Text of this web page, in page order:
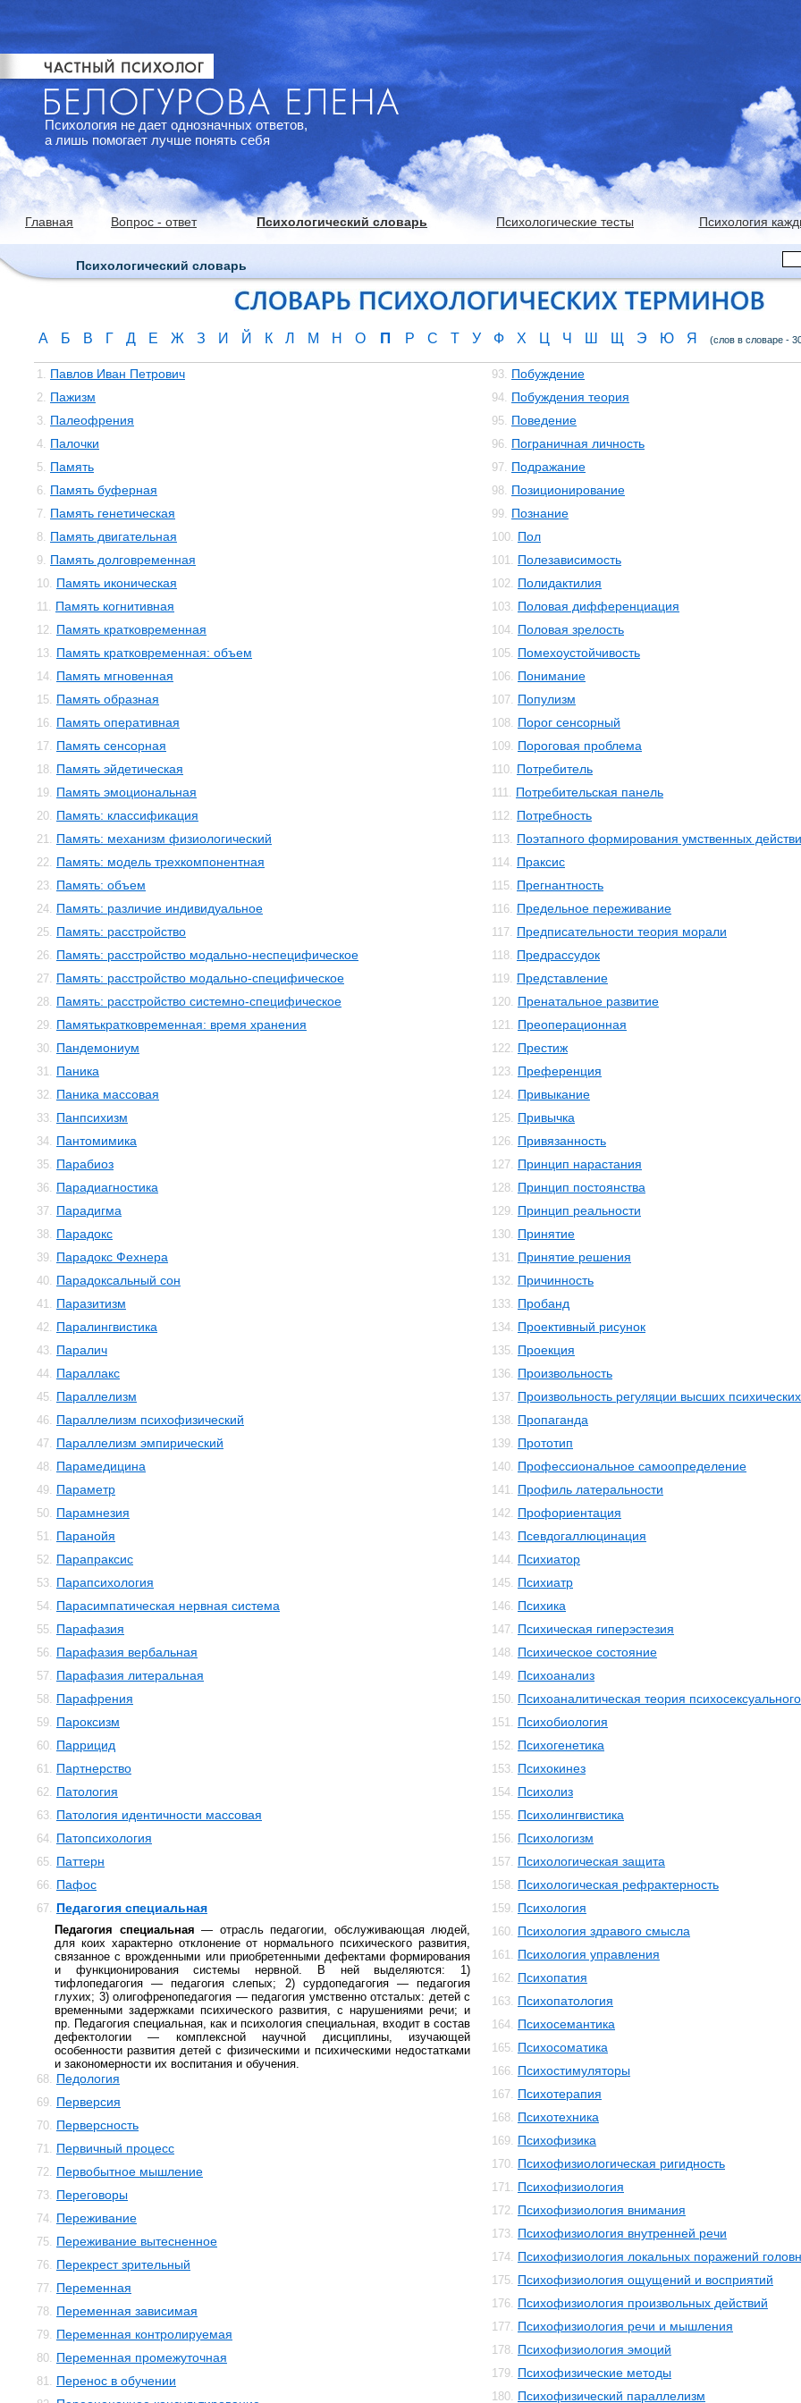
Психология не дает однозначных ответов,
а лишь помогает лучше понять себя
Главная Вопрос - ответ Психологический словарь Психологические тесты Психология
Психологический словарь
А Б В Г Д Е Ж З И Й К Л М Н О П Р С Т У Ф Х Ц Ч Ш Щ Э Ю Я (слов в словаре -
1. Павлов Иван Петрович
2. Пажизм
3. Палеофрения
4. Палочки
5. Память
6. Память буферная
7. Память генетическая
8. Память двигательная
9. Память долговременная
10. Память иконическая
11. Память когнитивная
12. Память кратковременная
13. Память кратковременная: объем
14. Память мгновенная
15. Память образная
16. Память оперативная
17. Память сенсорная
18. Память эйдетическая
19. Память эмоциональная
20. Память: классификация
21. Память: механизм физиологический
22. Память: модель трехкомпонентная
23. Память: объем
24. Память: различие индивидуальное
25. Память: расстройство
26. Память: расстройство модально-неспецифическое
27. Память: расстройство модально-специфическое
28. Память: расстройство системно-специфическое
29. Памятькратковременная: время хранения
30. Пандемониум
31. Паника
32. Паника массовая
33. Панпсихизм
34. Пантомимика
35. Парабиоз
36. Парадиагностика
37. Парадигма
38. Парадокс
39. Парадокс Фехнера
40. Парадоксальный сон
41. Паразитизм
42. Паралингвистика
43. Паралич
44. Параллакс
45. Параллелизм
46. Параллелизм психофизический
47. Параллелизм эмпирический
48. Парамедицина
49. Параметр
50. Парамнезия
51. Паранойя
52. Парапраксис
53. Парапсихология
54. Парасимпатическая нервная система
55. Парафазия
56. Парафазия вербальная
57. Парафазия литеральная
58. Парафрения
59. Пароксизм
60. Паррицид
61. Партнерство
62. Патология
63. Патология идентичности массовая
64. Патопсихология
65. Паттерн
66. Пафос
67. Педагогия специальная
Педагогия специальная — отрасль педагогии, обслуживающая людей,
для коих характерно отклонение от нормального психического развития,
связанное с врожденными или приобретенными дефектами формирования
и функционирования системы нервной. В ней выделяются: 1)
тифлопедагогия — педагогия слепых; 2) сурдопедагогия — педагогия
глухих; 3) олигофренопедагогия — педагогия умственно отсталых: детей с
временными задержками психического развития, с нарушениями речи; и
пр. Педагогия специальная, как и психология специальная, входит в состав
дефектологии — комплексной научной дисциплины, изучающей
особенности развития детей с физическими и психическими недостатками
и закономерности их воспитания и обучения.
68. Педология
69. Перверсия
70. Перверсность
71. Первичный процесс
72. Первобытное мышление
73. Переговоры
74. Переживание
75. Переживание вытесненное
76. Перекрест зрительный
77. Переменная
78. Переменная зависимая
79. Переменная контролируемая
80. Переменная промежуточная
81. Перенос в обучении
93. Побуждение
94. Побуждения теория
95. Поведение
96. Пограничная личность
97. Подражание
98. Позиционирование
99. Познание
100. Пол
101. Полезависимость
102. Полидактилия
103. Половая дифференциация
104. Половая зрелость
105. Помехоустойчивость
106. Понимание
107. Популизм
108. Порог сенсорный
109. Пороговая проблема
110. Потребитель
111. Потребительская панель
112. Потребность
113. Поэтапного формирования умственных
114. Праксис
115. Прегнантность
116. Предельное переживание
117. Предписательности теория морали
118. Предрассудок
119. Представление
120. Пренатальное развитие
121. Преоперационная
122. Престиж
123. Преференция
124. Привыкание
125. Привычка
126. Привязанность
127. Принцип нарастания
128. Принцип постоянства
129. Принцип реальности
130. Принятие
131. Принятие решения
132. Причинность
133. Пробанд
134. Проективный рисунок
135. Проекция
136. Произвольность
137. Произвольность регуляции высших
138. Пропаганда
139. Прототип
140. Профессиональное самоопределение
141. Профиль латеральности
142. Профориентация
143. Псевдогаллюцинация
144. Психиатор
145. Психиатр
146. Психика
147. Психическая гиперэстезия
148. Психическое состояние
149. Психоанализ
150. Психоаналитическая теория
151. Психобиология
152. Психогенетика
153. Психокинез
154. Психолиз
155. Психолингвистика
156. Психологизм
157. Психологическая защита
158. Психологическая рефрактерность
159. Психология
160. Психология здравого смысла
161. Психология управления
162. Психопатия
163. Психопатология
164. Психосемантика
165. Психосоматика
166. Психостимуляторы
167. Психотерапия
168. Психотехника
169. Психофизика
170. Психофизиологическая ригидность
171. Психофизиология
172. Психофизиология внимания
173. Психофизиология внутренней речи
174. Психофизиология локальных поражений
175. Психофизиология ощущений и восприятий
176. Психофизиология произвольных действий
177. Психофизиология речи и мышления
178. Психофизиология эмоций
179. Психофизические методы
180. Психофизический параллелизм